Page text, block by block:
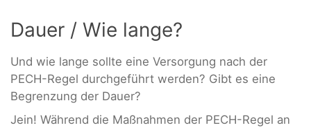
Dauer / Wie lange?
Und wie lange sollte eine Versorgung nach der
PECH-Regel durchgeführt werden? Gibt es eine
Begrenzung der Dauer?
Jein! Während die Maßnahmen der PECH-Regel an